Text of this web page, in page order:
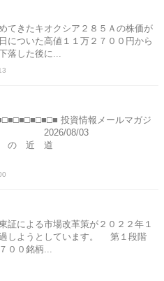
てきたキオクシア２８５Ａの株価が
についた高値１１万２７００円から
落した後に...
投資情報メールマガジ
03
近 道
による市場改革策が２０２２年１
しようとしています。 第１段階
００銘柄...